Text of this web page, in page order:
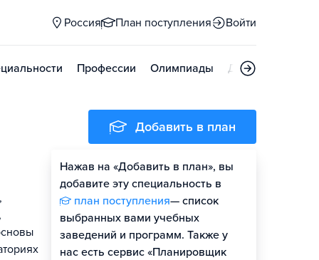
Россия План поступления Войти
Профессии Олимпиады Дни открытых
Добавить в план
Нажав на «Добавить в план», вы
добавите эту специальность в
план поступления— список
выбранных вами учебных
заведений и программ. Также у
нас есть сервис «Планировщик